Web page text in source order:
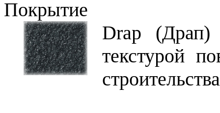
Покрытие
Drap (Драп)
текстурой